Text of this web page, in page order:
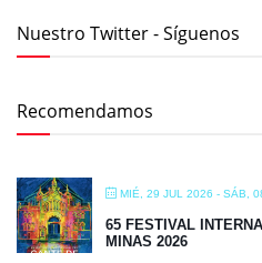
Nuestro Twitter - Síguenos
Recomendamos
MIÉ, 29 JUL 2026 - SÁB,
65 FESTIVAL
MINAS 2026